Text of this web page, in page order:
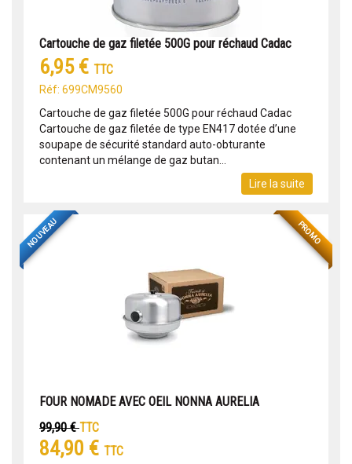
Cartouche de gaz filetée 500G pour réchaud Cadac
6,95 € TTC
Réf: 699CM9560
Cartouche de gaz filetée 500G pour réchaud Cadac
Cartouche de gaz filetée de type EN417 dotée d’une
soupape de sécurité standard auto-obturante
contenant un mélange de gaz butan...
Lire la suite
PROMO
NOUVEAU
FOUR NOMADE AVEC OEIL NONNA AURELIA
99,90 €TTC
84,90 € TTC